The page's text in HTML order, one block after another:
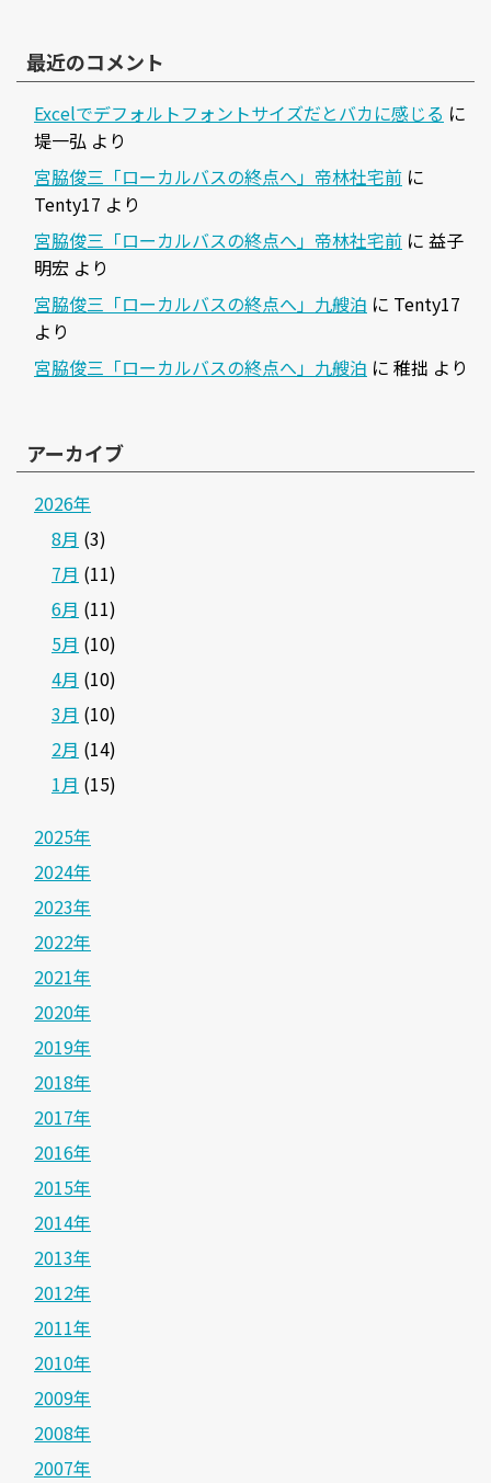
最近のコメント
Excelでデフォルトフォントサイズだとバカに感じる に
堤一弘 より
宮脇俊三「ローカルバスの終点へ」帝林社宅前 に
Tenty17 より
宮脇俊三「ローカルバスの終点へ」帝林社宅前 に 益子
明宏 より
宮脇俊三「ローカルバスの終点へ」九艘泊 に Tenty17
より
宮脇俊三「ローカルバスの終点へ」九艘泊 に 稚拙 より
アーカイブ
2026年
8月 (3)
7月 (11)
6月 (11)
5月 (10)
4月 (10)
3月 (10)
2月 (14)
1月 (15)
2025年
2024年
2023年
2022年
2021年
2020年
2019年
2018年
2017年
2016年
2015年
2014年
2013年
2012年
2011年
2010年
2009年
2008年
2007年